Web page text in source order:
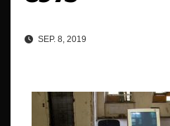
SEP. 8, 2019